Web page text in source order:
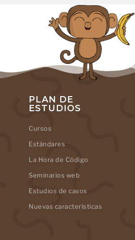
PLAN DE
ESTUDIOS
Cursos
Estándares
La Hora de Código
Seminarios web
Estudios de casos
Nuevas características